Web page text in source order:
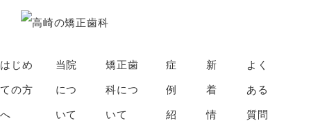
はじめ
ての方
へ
当院
につ
いて
矯正歯
科につ
いて
症
例
紹
新
着
情
よく
ある
質問